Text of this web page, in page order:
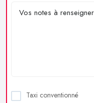
Taxi conventionné